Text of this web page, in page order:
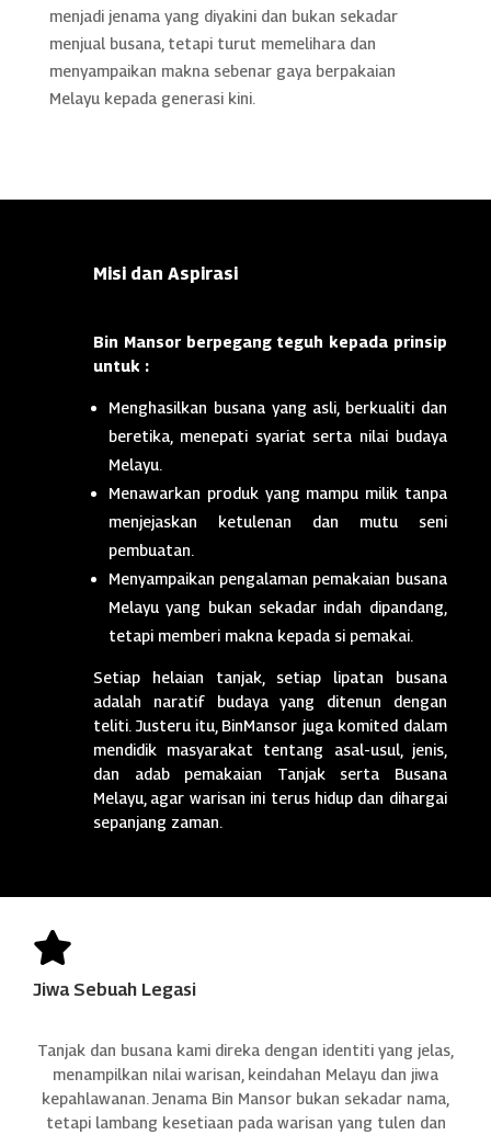
menjadi jenama yang diyakini dan bukan sekadar
menjual busana, tetapi turut memelihara dan
menyampaikan makna sebenar gaya berpakaian
Melayu kepada generasi kini.
Misi dan Aspirasi
Bin Mansor berpegang teguh kepada prinsip
untuk :
Menghasilkan busana yang asli, berkualiti dan
beretika, menepati syariat serta nilai budaya
Melayu.
Menawarkan produk yang mampu milik tanpa
menjejaskan ketulenan dan mutu seni
pembuatan.
Menyampaikan pengalaman pemakaian busana
Melayu yang bukan sekadar indah dipandang,
tetapi memberi makna kepada si pemakai.
Setiap helaian tanjak, setiap lipatan busana
adalah naratif budaya yang ditenun dengan
teliti. Justeru itu, BinMansor juga komited dalam
mendidik masyarakat tentang asal-usul, jenis,
dan adab pemakaian Tanjak serta Busana
Melayu, agar warisan ini terus hidup dan dihargai
sepanjang zaman.

Jiwa Sebuah Legasi
Tanjak dan busana kami direka dengan identiti yang jelas,
menampilkan nilai warisan, keindahan Melayu dan jiwa
kepahlawanan. Jenama Bin Mansor bukan sekadar nama,
tetapi lambang kesetiaan pada warisan yang tulen dan